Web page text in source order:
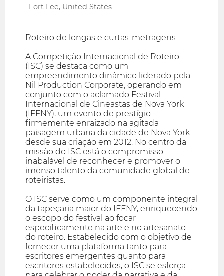
Fort Lee, United States
Roteiro de longas e curtas-metragens
A Competição Internacional de Roteiro
(ISC) se destaca como um
empreendimento dinâmico liderado pela
Nil Production Corporate, operando em
conjunto com o aclamado Festival
Internacional de Cineastas de Nova York
(IFFNY), um evento de prestígio
firmemente enraizado na agitada
paisagem urbana da cidade de Nova York
desde sua criação em 2012. No centro da
missão do ISC está o compromisso
inabalável de reconhecer e promover o
imenso talento da comunidade global de
roteiristas.
O ISC serve como um componente integral
da tapeçaria maior do IFFNY, enriquecendo
o escopo do festival ao focar
especificamente na arte e no artesanato
do roteiro. Estabelecido com o objetivo de
fornecer uma plataforma tanto para
escritores emergentes quanto para
escritores estabelecidos, o ISC se esforça